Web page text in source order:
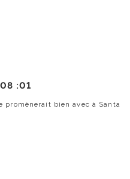
08 :01
promènerait bien avec à Santa